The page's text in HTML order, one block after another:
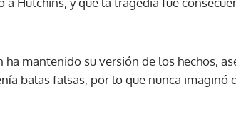
mantenido su versión de los hechos,
balas falsas, por lo que nunca imaginó